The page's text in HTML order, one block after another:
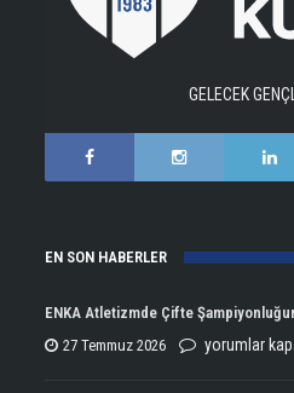
GELECEK
EN SON HABERLER
ENKA Atletizmde Çifte
27 Temmuz 2026
ENKA
yorumlar